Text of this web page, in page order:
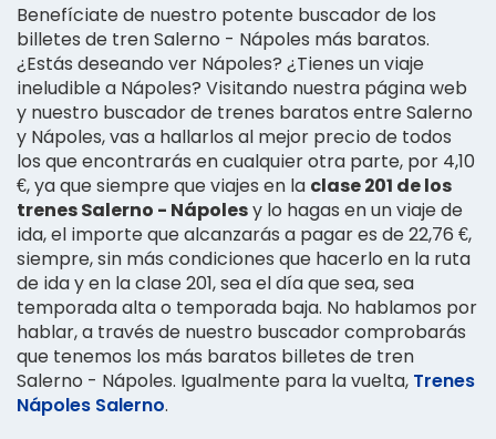
Benefíciate de nuestro potente buscador de los
billetes de tren Salerno - Nápoles más baratos.
¿Estás deseando ver Nápoles? ¿Tienes un viaje
ineludible a Nápoles? Visitando nuestra página web
y nuestro buscador de trenes baratos entre Salerno
y Nápoles, vas a hallarlos al mejor precio de todos
los que encontrarás en cualquier otra parte, por 4,10
€, ya que siempre que viajes en la clase 201 de los
trenes Salerno - Nápolesy lo hagas en un viaje de
ida, el importe que alcanzarás a pagar es de 22,76 €,
siempre, sin más condiciones que hacerlo en la ruta
de ida y en la clase 201, sea el día que sea, sea
temporada alta o temporada baja. No hablamos por
hablar, a través de nuestro buscador comprobarás
que tenemos los más baratos billetes de tren
Salerno - Nápoles. Igualmente para la vuelta, Trenes
Nápoles Salerno.